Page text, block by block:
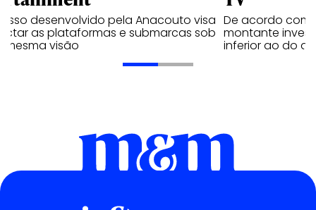
desenvolvido pela Anacouto visa
as plataformas e submarcas sob
mesma visão
De acordo com
montante
inferior ao do